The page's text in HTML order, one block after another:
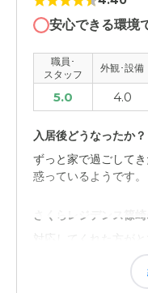
安心できる環境
職員･
スタッフ
外観･設備
5.0 4.0
入居後どうなったか？
ずっと家で過ごして
惑っているようです。
さくらレジデンス篠
対応してくれた方が
職員・スタッフ・他